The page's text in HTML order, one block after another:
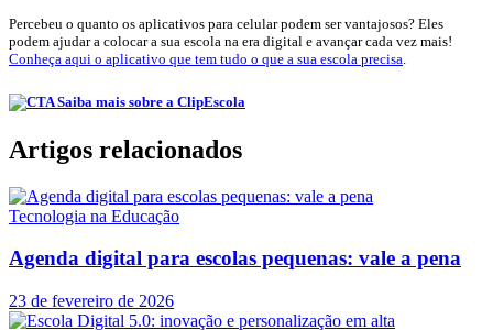
Percebeu o quanto os aplicativos para celular podem ser vantajosos? Eles
podem ajudar a colocar a sua escola na era digital e avançar cada vez mais!
Conheça aqui o aplicativo que tem tudo o que a sua escola precisa.
Artigos relacionados
Tecnologia na Educação
Agenda digital para escolas pequenas: vale a pena
23 de fevereiro de 2026